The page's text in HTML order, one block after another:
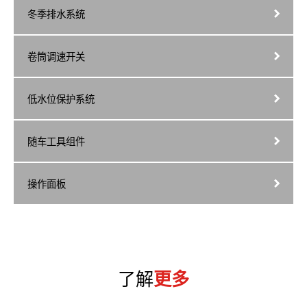
冬季排水系统
卷筒调速开关
低水位保护系统
随车工具组件
操作面板
了解更多